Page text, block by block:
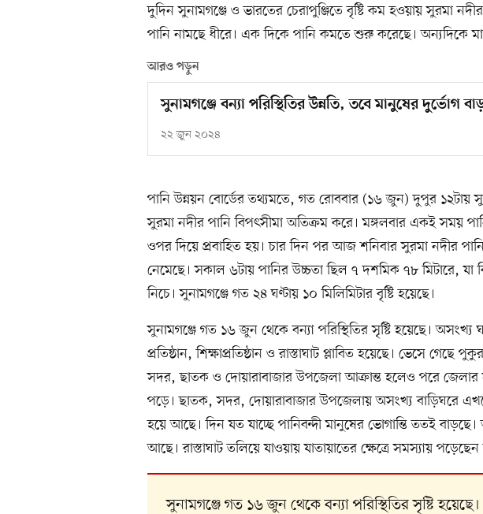
দুদিন সুনামগঞ্জে ও ভারতের চেরাপুঞ্জিতে বৃষ্টি কম হওয়ায় সুরমা
পানি নামছে ধীরে। এক দিকে পানি কমতে শুরু করেছে। অন্যদিকে
আরও পড়ুন
সুনামগঞ্জে বন্যা পরিস্থিতির উন্নতি, তবে মানুষের দুর্ভোগ
২২ জুন ২০২৪
পানি উন্নয়ন বোর্ডের তথ্যমতে, গত রোববার (১৬ জুন) দুপুর ১২টায়
সুরমা নদীর পানি বিপৎসীমা অতিক্রম করে। মঙ্গলবার একই সময়
ওপর দিয়ে প্রবাহিত হয়। চার দিন পর আজ শনিবার সুরমা নদীর
নেমেছে। সকাল ৬টায় পানির উচ্চতা ছিল ৭ দশমিক ৭৮ মিটারে, যা
নিচে। সুনামগঞ্জে গত ২৪ ঘণ্টায় ১০ মিলিমিটার বৃষ্টি হয়েছে।
সুনামগঞ্জে গত ১৬ জুন থেকে বন্যা পরিস্থিতির সৃষ্টি হয়েছে। অসংখ্য
প্রতিষ্ঠান, শিক্ষাপ্রতিষ্ঠান ও রাস্তাঘাট প্লাবিত হয়েছে। ভেসে গেছে
সদর, ছাতক ও দোয়ারাবাজার উপজেলা আক্রান্ত হলেও পরে
পড়ে। ছাতক, সদর, দোয়ারাবাজার উপজেলায় অসংখ্য বাড়িঘরে
হয়ে আছে। দিন যত যাচ্ছে পানিবন্দী মানুষের ভোগান্তি ততই
আছে। রাস্তাঘাট তলিয়ে যাওয়ায় যাতায়াতের ক্ষেত্রে সমস্যায় পড়েছেন
সুনামগঞ্জে গত ১৬ জুন থেকে বন্যা পরিস্থিতির সৃষ্টি